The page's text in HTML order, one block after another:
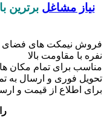
نیاز مشاغلبرترین
نفره با مقاومت بالا
مناسب برای تمام مکان
تحویل فوری و ارسال به
برای اطلاع از قیمت و